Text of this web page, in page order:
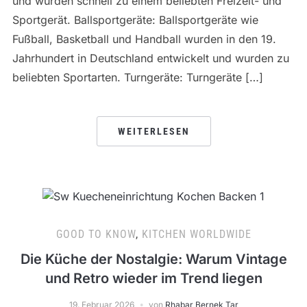
Sportgerät. Ballsportgeräte: Ballsportgeräte wie
Fußball, Basketball und Handball wurden in den 19.
Jahrhundert in Deutschland entwickelt und wurden zu
beliebten Sportarten. Turngeräte: Turngeräte […]
WEITERLESEN
GOOD TO KNOW, KITCHEN WORLDWIDE
Die Küche der Nostalgie: Warum Vintage
und Retro wieder im Trend liegen
19. Februar 2026 von Rhabar Bernek Tar